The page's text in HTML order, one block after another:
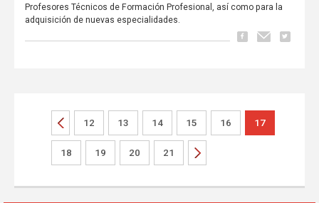
Profesores Técnicos de Formación Profesional, así como para la
adquisición de nuevas especialidades.
12 13 14 15 16 17
18 19 20 21